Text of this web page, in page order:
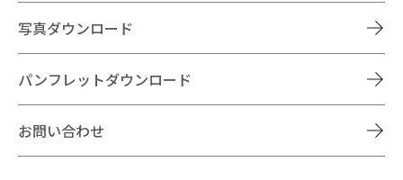
写真ダウンロード
パンフレットダウンロード
お問い合わせ